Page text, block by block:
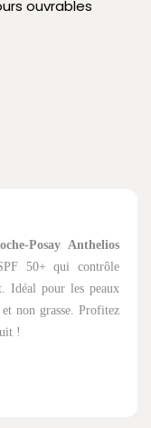
ouvrables
Posay Anthelios
50+ qui contrôle
Idéal pour les peaux
non grasse. Profitez
!